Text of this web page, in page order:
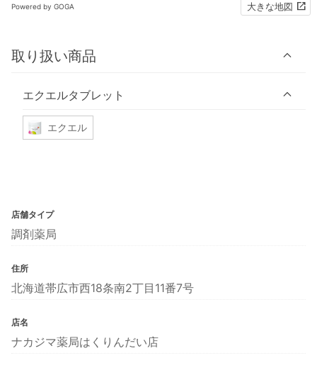
Powered by GOGA 大きな地図
取り扱い商品
エクエルタブレット
エクエル
店舗タイプ
調剤薬局
住所
北海道帯広市西18条南2丁目11番7号
店名
ナカジマ薬局はくりんだい店